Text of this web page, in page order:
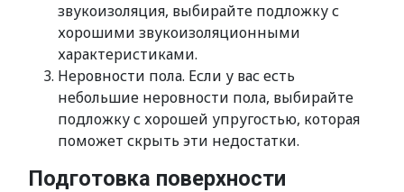
звукоизоляция, выбирайте подложку с
хорошими звукоизоляционными
характеристиками.
Неровности пола. Если у вас есть
небольшие неровности пола, выбирайте
подложку с хорошей упругостью, которая
поможет скрыть эти недостатки.
Подготовка поверхности